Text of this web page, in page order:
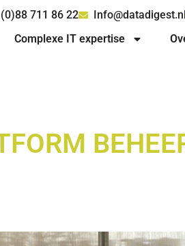
711 86 22
Complexe IT expertise